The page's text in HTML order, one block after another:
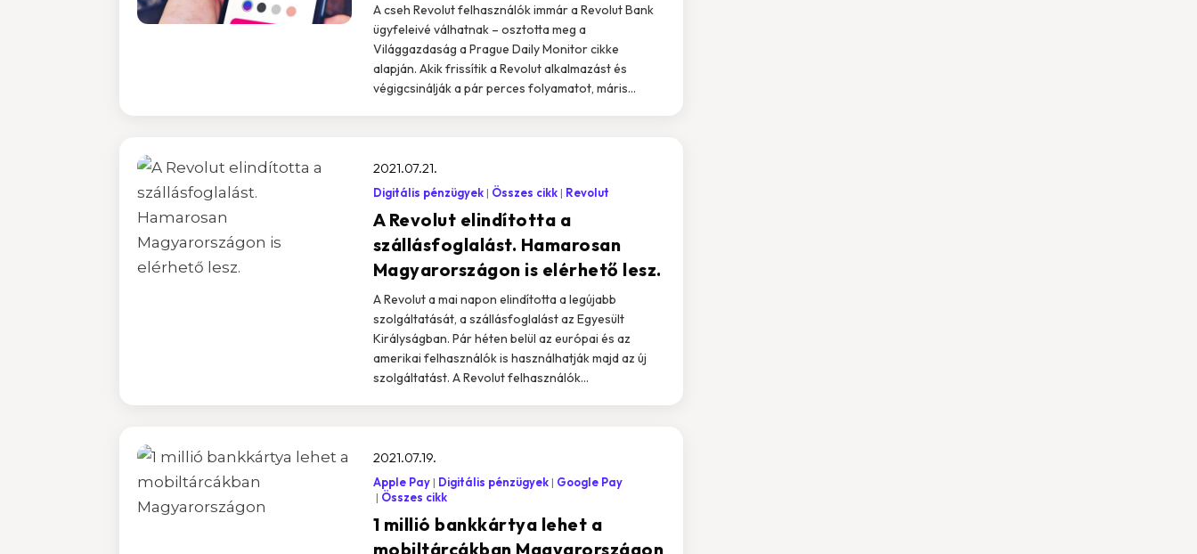
A cseh Revolut felhasználók immár a Revolut Bank
ügyfeleivé válhatnak – osztotta meg a
Világgazdaság a Prague Daily Monitor cikke
alapján. Akik frissítik a Revolut alkalmazást és
végigcsinálják a pár perces folyamatot, máris...
A Revolut elindította a
szállásfoglalást. Hamarosan
Magyarországon is elérhető lesz.
2021.07.21.
Digitális pénzügyek Összes cikk Revolut
A Revolut a mai napon elindította a legújabb
szolgáltatását, a szállásfoglalást az Egyesült
Királyságban. Pár héten belül az európai és az
amerikai felhasználók is használhatják majd az új
szolgáltatást. A Revolut felhasználók...
1 millió bankkártya lehet a
mobiltárcákban Magyarországon
2021.07.19.
Apple Pay Digitális pénzügyek
Google Pay
Összes cikk